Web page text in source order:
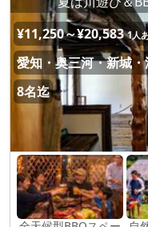
¥11,250～¥20,583 1人
愛知・奥三河・新城
8名迄